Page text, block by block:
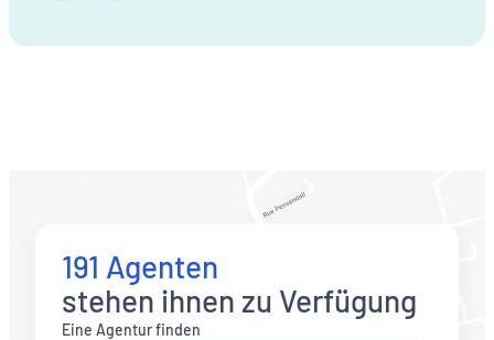
191 Agenten
stehen ihnen zu Verfügung
Eine Agentur finden